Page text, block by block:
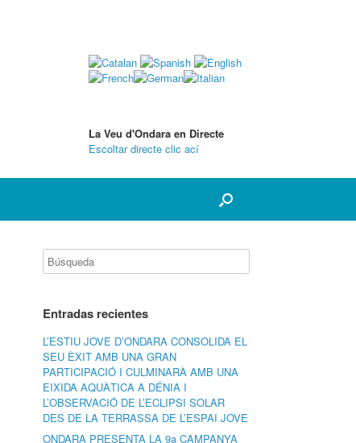
La Veu d'Ondara en Directe
Escoltar directe clic ací
Entradas recientes
L’ESTIU JOVE D’ONDARA CONSOLIDA EL
SEU ÈXIT AMB UNA GRAN
PARTICIPACIÓ I CULMINARÀ AMB UNA
EIXIDA AQUÀTICA A DÉNIA I
L’OBSERVACIÓ DE L’ECLIPSI SOLAR
DES DE LA TERRASSA DE L’ESPAI JOVE
ONDARA PRESENTA LA 9a CAMPANYA